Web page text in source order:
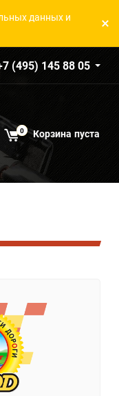
данных и
(495) 145 88 05
0 Корзина пуста